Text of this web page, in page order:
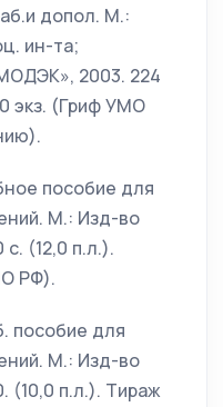
допол. М.:
ин-та;
2003. 224
экз. (Гриф УМО
пособие для
М.: Изд-во
(12,0 п.л.).
РФ).
пособие для
М.: Изд-во
(10,0 п.л.). Тираж